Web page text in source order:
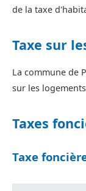
de la taxe
Taxe sur
La commune de
sur les
Taxes
Taxe